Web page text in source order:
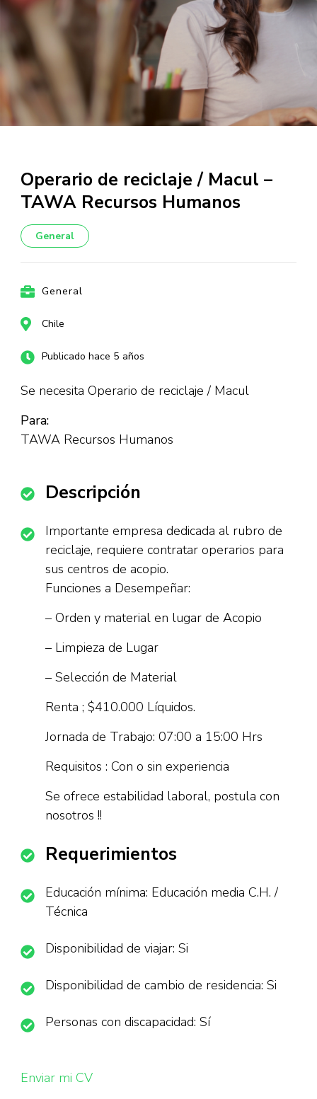
Operario de reciclaje / Macul –
TAWA Recursos Humanos
General
General
Chile
Publicado hace 5 años
Se necesita Operario de reciclaje / Macul
Para:
TAWA Recursos Humanos
Descripción
Importante empresa dedicada al rubro de
reciclaje, requiere contratar operarios para
sus centros de acopio.
Funciones a Desempeñar:
– Orden y material en lugar de Acopio
– Limpieza de Lugar
– Selección de Material
Renta ; $410.000 Líquidos.
Jornada de Trabajo: 07:00 a 15:00 Hrs
Requisitos : Con o sin experiencia
Se ofrece estabilidad laboral, postula con
nosotros !!
Requerimientos
Educación mínima: Educación media C.H. /
Técnica
Disponibilidad de viajar: Si
Disponibilidad de cambio de residencia: Si
Personas con discapacidad: Sí
Enviar mi CV